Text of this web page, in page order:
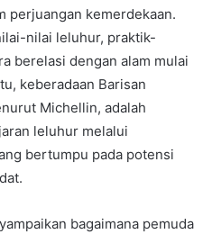
perjuangan kemerdekaan.
nilai leluhur, praktik-
berelasi dengan alam mulai
keberadaan Barisan
Michellin, adalah
leluhur melalui
bertumpu pada potensi
bagaimana pemuda